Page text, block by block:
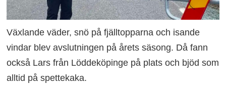
Växlande väder, snö på fjälltopparna och isande
vindar blev avslutningen på årets säsong. Då fann
också Lars från Löddeköpinge på plats och bjöd som
alltid på spettekaka.